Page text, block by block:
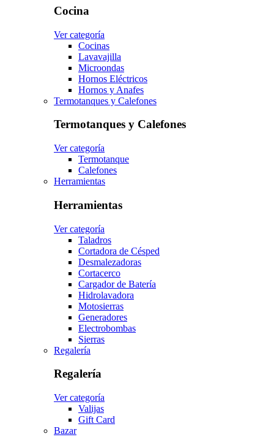
Cocina
Ver categoría
Cocinas
Lavavajilla
Microondas
Hornos Eléctricos
Hornos y Anafes
Termotanques y Calefones
Termotanques y Calefones
Ver categoría
Termotanque
Calefones
Herramientas
Herramientas
Ver categoría
Taladros
Cortadora de Césped
Desmalezadoras
Cortacerco
Cargador de Batería
Hidrolavadora
Motosierras
Generadores
Electrobombas
Sierras
Regalería
Regalería
Ver categoría
Valijas
Gift Card
Bazar